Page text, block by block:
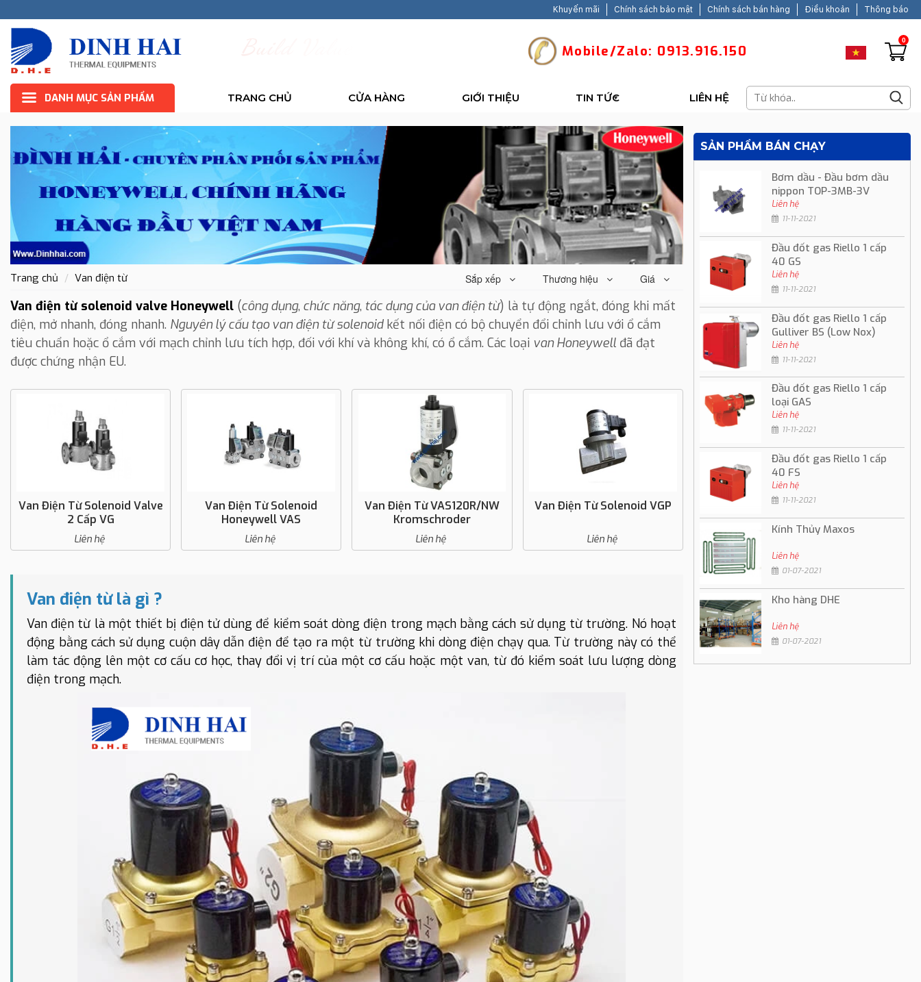
Khuyến mãi Chính sách bảo mật Chính sách bán hàng Điều khoản Thông báo
Mobile/Zalo: 0913.916.150
0
DANH MỤC SẢN PHẨM TRANG CHỦ CỬA HÀNG GIỚI THIỆU TIN TỨC LIÊN HỆ
Trang chủ Van điện từ Sắp xếp Thương hiệu Giá
Van điện từ solenoid valve Honeywell (công dụng, chức năng, tác dụng của van điện từ) là tự động ngắt, đóng khi mất
điện, mở nhanh, đóng nhanh. Nguyên lý cấu tạo van điện từ solenoidkết nối điện có bộ chuyển đổi chỉnh lưu với ổ cắm
tiêu chuẩn hoặc ổ cắm với mạch chỉnh lưu tích hợp, đối với khí và không khí, có ổ cắm. Các loại van Honeywell đã đạt
được chứng nhận EU.
Van Điện Từ Solenoid Valve
2 Cấp VG
Liên hệ
Van Điện Từ Solenoid
Honeywell VAS
Liên hệ
Van Điện Từ VAS120R/NW
Kromschroder
Liên hệ
Van Điện Từ Solenoid VGP
Liên hệ
Van điện từ là gì ?
Van điện từ là một thiết bị điện tử dùng để kiểm soát dòng điện trong mạch bằng cách sử dụng từ trường. Nó hoạt
động bằng cách sử dụng cuộn dây dẫn điện để tạo ra một từ trường khi dòng điện chạy qua. Từ trường này có thể
làm tác động lên một cơ cấu cơ học, thay đổi vị trí của một cơ cấu hoặc một van, từ đó kiểm soát lưu lượng dòng
điện trong mạch.
SẢN PHẨM BÁN CHẠY
Bơm dầu - Đầu bơm dầu
nippon TOP-3MB-3V
Liên hệ
11-11-2021
Đầu đốt gas Riello 1 cấp
40 GS
Liên hệ
11-11-2021
Đầu đốt gas Riello 1 cấp
Gulliver BS (Low Nox)
Liên hệ
11-11-2021
Đầu đốt gas Riello 1 cấp
loại GAS
Liên hệ
11-11-2021
Đầu đốt gas Riello 1 cấp
40 FS
Liên hệ
11-11-2021
Kính Thủy Maxos
Liên hệ
01-07-2021
Kho hàng DHE
Liên hệ
01-07-2021